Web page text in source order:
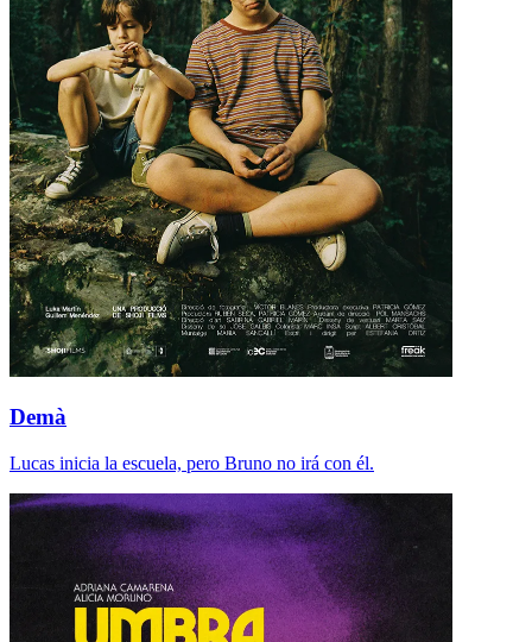
Demà
Lucas inicia la escuela, pero Bruno no irá con él.